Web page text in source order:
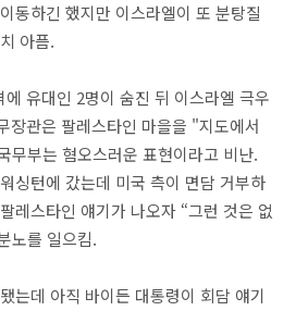
동하긴 했지만 이스라엘이 또 분탕질
아픔.
유대인 2명이 숨진 뒤 이스라엘 극우
장관은 팔레스타인 마을을 "지도에서
무부는 혐오스러운 표현이라고 비난.
싱턴에 갔는데 미국 측이 면담 거부하
레스타인 얘기가 나오자 “그런 것은 없
노를 일으킴.
는데 아직 바이든 대통령이 회담 얘기